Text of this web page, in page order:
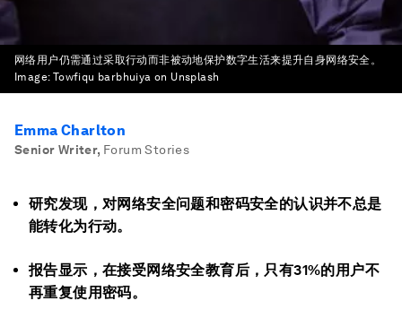
网络用户仍需通过采取行动而非被动地保护数字生活来提升自身网络安全。
Image: Towfiqu barbhuiya on Unsplash
Emma Charlton
Senior Writer, Forum Stories
研究发现，对网络安全问题和密码安全的认识并不总是
能转化为行动。
报告显示，在接受网络安全教育后，只有31%的用户不
再重复使用密码。